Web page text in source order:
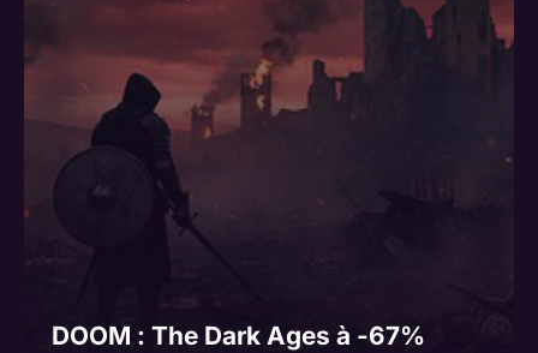
DOOM : The Dark Ages à -67%